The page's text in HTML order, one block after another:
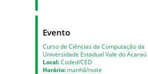
Evento
Curso de Ciências da Computação da
Universidade Estadual Vale do Acaraú
Local:Coded/CED
Horário: manhã/noite